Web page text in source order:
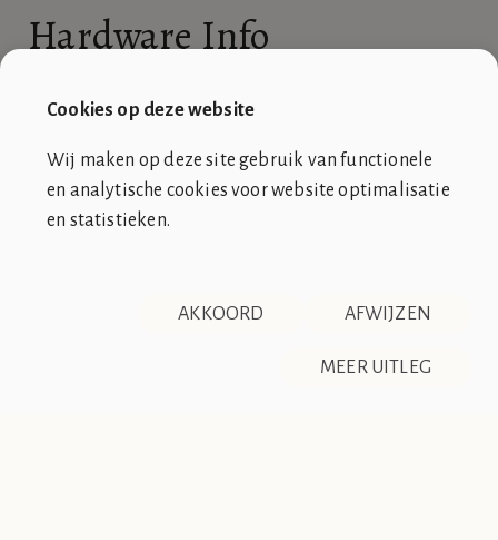
Cookies op deze website
Wij maken op deze site gebruik van functionele
en analytische cookies voor website optimalisatie
en statistieken.
AFWIJZEN
AKKOORD
MEER UITLEG
Hardware Info
DISCLAIMER & PRIVACY
RSS
overeenkomsten tussen de club en de werkelijkheid berusten